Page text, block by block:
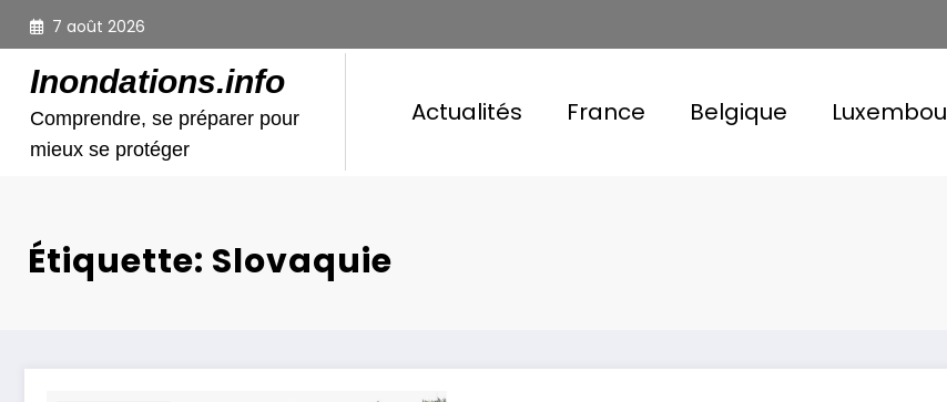
Aller
contenu
7 août 2026
Inondations.info
Comprendre, se préparer pour
mieux se protéger
Actualités France Belgique
Étiquette: Slovaquie